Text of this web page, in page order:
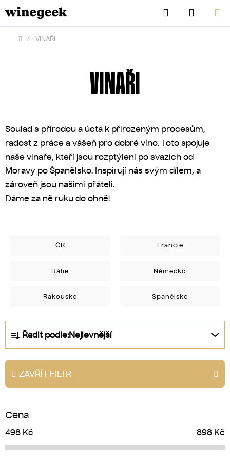
Přejít
na
obsah
Hledat
KOŠÍK
Domů
/ VINAŘI
VINAŘI
Soulad s přírodou a úcta k přirozeným procesům,
radost z práce a vášeň pro dobré víno. Toto spojuje
naše vinaře, kteří jsou rozptýleni po svazích od
Moravy po Španělsko. Inspirují nás svým dílem, a
zároveň jsou našimi přáteli.
Dáme za ně ruku do ohně!
ČR Francie
Itálie Německo
Rakousko Španělsko
a
z
e
n
r
o
d
Řadit podle:Nejlevnější
ZAVŘÍT FILTR
Cena
498 Kč 898 Kč